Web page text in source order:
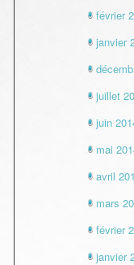
février
janvier
juillet
juin
mai
avril
mars
février
janvier